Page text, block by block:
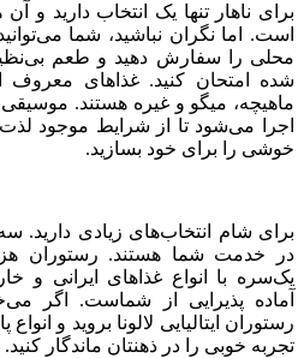
برای ناهار تنها یک انتخاب دارید
است. اما نگران نباشید، شما
محلی را سفارش دهید و طعم
شده امتحان کنید. غذاهای معروف
ماهیچه، میگو و غیره هستند. موسیقی
اجرا می‌شود تا از شرایط موجود لذت
خوشی را برای خود بسازید.
برای شام انتخاب‌های زیادی دارید.
در خدمت شما هستند. رستوران
یک‌سره با انواع غذاهای ایرانی و
آماده پذیرایی از شماست. اگر
رستوران ایتالیایی لالونا بروید و
تجربه خوبی را در ذهنتان ماندگار کنید.